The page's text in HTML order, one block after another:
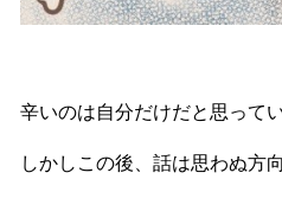
辛いのは自分だけだと思って
しかしこの後、話は思わぬ方